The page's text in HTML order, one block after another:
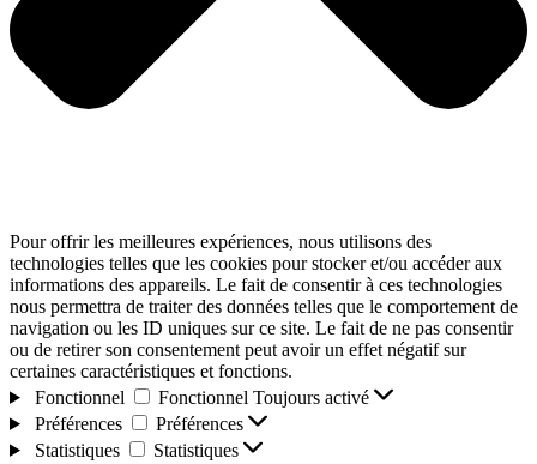
Pour offrir les meilleures expériences, nous utilisons des
technologies telles que les cookies pour stocker et/ou accéder aux
informations des appareils. Le fait de consentir à ces technologies
nous permettra de traiter des données telles que le comportement de
navigation ou les ID uniques sur ce site. Le fait de ne pas consentir
ou de retirer son consentement peut avoir un effet négatif sur
certaines caractéristiques et fonctions.
Fonctionnel
Fonctionnel Toujours activé
Préférences
Préférences
Statistiques
Statistiques